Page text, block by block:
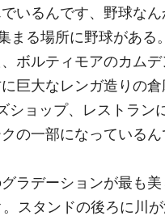
いるんです、野球な
まる場所に野球がある
ボルティモアのカム
巨大なレンガ造りの倉
ショップ、レストラン
の一部になっているん
ラデーションが最も美
スタンドの後ろに川が